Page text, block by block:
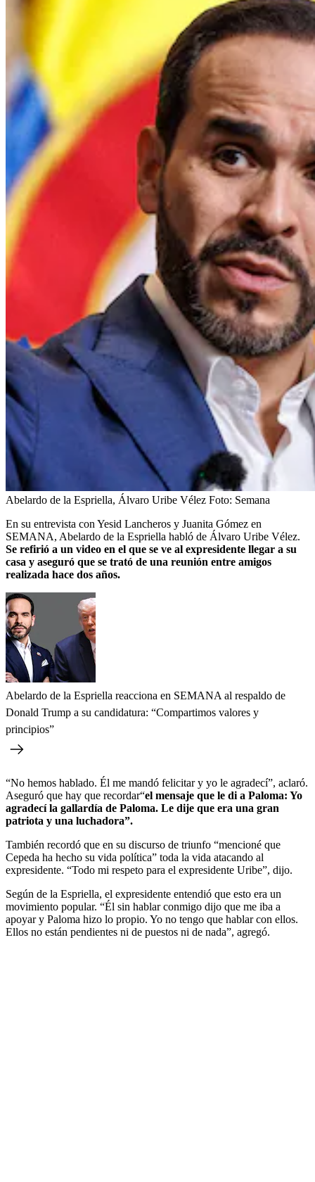
Abelardo de la Espriella, Álvaro Uribe Vélez Foto: Semana
En su entrevista con Yesid Lancheros y Juanita Gómez en
SEMANA, Abelardo de la Espriella habló de Álvaro Uribe Vélez.
Se refirió a un video en el que se ve al expresidente llegar a su
casa y aseguró que se trató de una reunión entre amigos
realizada hace dos años.
Abelardo de la Espriella reacciona en SEMANA al respaldo de
Donald Trump a su candidatura: “Compartimos valores y
principios”
“No hemos hablado. Él me mandó felicitar y yo le agradecí”, aclaró.
Aseguró que hay que recordar“el mensaje que le di a Paloma: Yo
agradecí la gallardía de Paloma. Le dije que era una gran
patriota y una luchadora”.
También recordó que en su discurso de triunfo “mencioné que
Cepeda ha hecho su vida política” toda la vida atacando al
expresidente. “Todo mi respeto para el expresidente Uribe”, dijo.
Según de la Espriella, el expresidente entendió que esto era un
movimiento popular. “Él sin hablar conmigo dijo que me iba a
apoyar y Paloma hizo lo propio. Yo no tengo que hablar con ellos.
Ellos no están pendientes ni de puestos ni de nada”, agregó.